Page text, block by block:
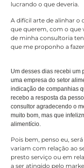
lucrando o que deveria.
A difícil arte de alinhar o
que querem, com o que
de minha consultoria
que me proponho a
Um desses dias recebi um
uma empresa do setor
indicação de companhias
recebo a resposta da
consultor agradecendo o
muito bom, mas que
alimentício.
Pois bem, penso eu,
variam com relação ao
presto serviço ou em
a ser atingido pelo